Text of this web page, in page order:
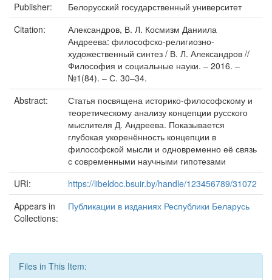
Publisher:
Белорусский государственный университет
Citation:
Александров, В. Л. Космизм Даниила
Андреева: философско-религиозно-
художественный синтез / В. Л. Александров //
Философия и социальные науки. – 2016. –
№1(84). – С. 30–34.
Abstract:
Статья посвящена историко-философскому и
теоретическому анализу концепции русского
мыслителя Д. Андреева. Показывается
глубокая укоренённость концепции в
философской мысли и одновременно её связь
с современными научными гипотезами
URI:
https://libeldoc.bsuir.by/handle/123456789/31072
Appears in
Collections:
Публикации в изданиях Республики Беларусь
Files in This Item: